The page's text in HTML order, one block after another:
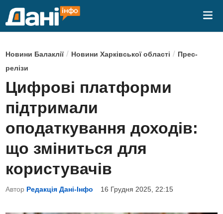
P
o
s
t
e
d
n
Новини Балаклії/ Новини Харківської області / Прес-
релізи
Цифрові платформи
підтримали
оподаткування доходів:
що зміниться для
користувачів
Автор Редакція Дані-Інфо 16 Грудня 2025, 22:15